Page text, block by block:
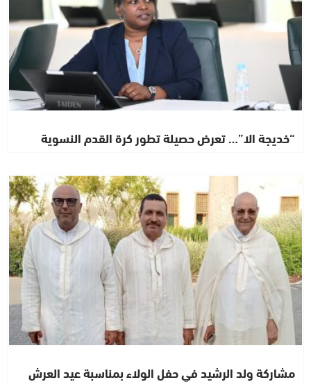
“خديجة الا”… تعرض حصيلة تطور كرة القدم النسوية
اشطاري
مشاركة ولد الرشيد في حفل الولاء بمناسبة عيد العرش